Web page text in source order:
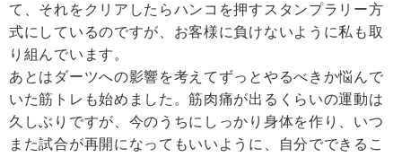
て、それをクリアしたらハンコを押すスタンプラリー方
式にしているのですが、お客様に負けないように私も取
り組んでいます。
あとはダーツへの影響を考えてずっとやるべきか悩んで
いた筋トレも始めました。筋肉痛が出るくらいの運動は
久しぶりですが、今のうちにしっかり身体を作り、いつ
また試合が再開になってもいいように、自分でできるこ